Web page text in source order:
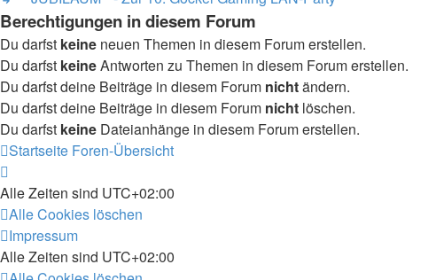
Berechtigungen in diesem Forum
Du darfst keine neuen Themen in diesem Forum erstellen.
Du darfst keineAntworten zu Themen in diesem Forum erstellen.
Du darfst deine Beiträge in diesem Forum nichtändern.
Du darfst deine Beiträge in diesem Forum nicht löschen.
Du darfst keine Dateianhänge in diesem Forum erstellen.
Startseite Foren-Übersicht
Alle Zeiten sind UTC+02:00
Alle Cookies löschen
Impressum
Alle Zeiten sind UTC+02:00